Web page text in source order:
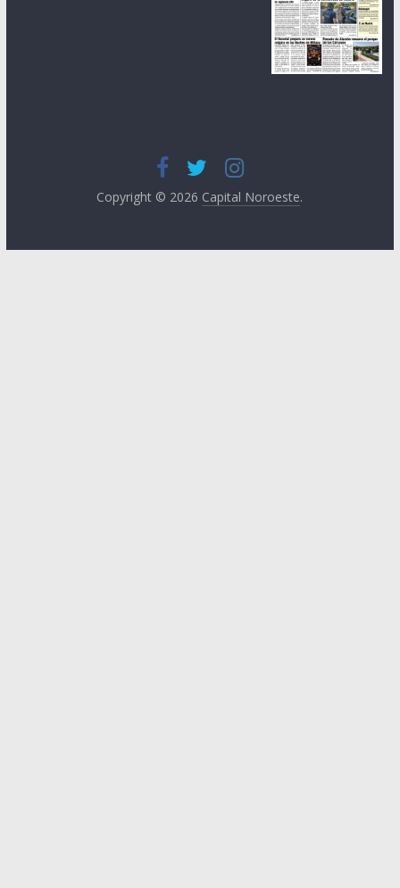
Copyright © 2026 Capital Noroeste.